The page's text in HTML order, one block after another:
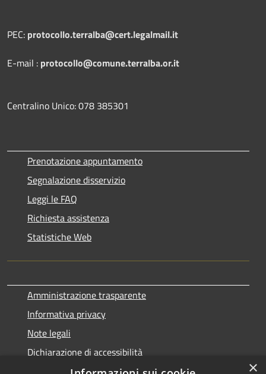
PEC: protocollo.terralba@cert.legalmail.it
E-mail : protocollo@comune.terralba.or.it
Centralino Unico: 078 385301
Prenotazione appuntamento
Segnalazione disservizio
Leggi le FAQ
Richiesta assistenza
Statistiche Web
Amministrazione trasparente
Informativa privacy
Note legali
Dichiarazione di accessibilità
×